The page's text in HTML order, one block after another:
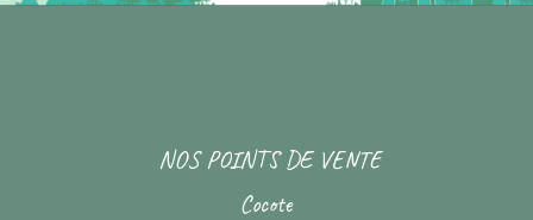
NOS POINTS DE VENTE
Cocote